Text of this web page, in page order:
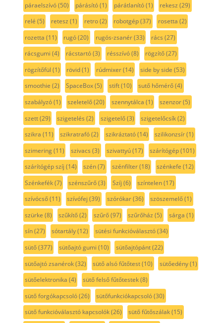
páraelszívó(50) párásító(1) párátlanító(1) rekesz (29)
relé (5) retesz (1) retro(2) robotgép(37) rosetta (2)
rozetta (11) rugó(20) rugós-zsanér(33) rács (27)
rácsgumi (4) rácstartó(3) résszívó(8) rögzítő(27)
rögzítőfül (1) rövid(1) rúdmixer(14) side by side (53)
smoothie (2) SpaceBox(5) stift(10) sutő hőmérő(4)
szabályzó(1) szeletelő(20) szennytálca (1) szenzor(5)
szett(29) szigetelés (2) szigetelő(3) szigetelőcsík(2)
szikra (11) szikratrafó(2) szikráztató(14) szilikonzsír(1)
szimering(11) szivacs (3) szivattyú(17) szárítógép(101)
szárítógép szíj (14) szén(7) szénfilter(18) szénkefe (12)
Szénkefék(7) szénszűrő(3) Szíj (6) színtelen(17)
szívócső(11) szívófej (39) szórókar(36) szöszemelő(1)
szürke (8) szűkítő(2) szűrő(97) szűrőház (5) sárga (1)
sín(27) sótartály(12) sütési funkcióválasztó(34)
sütő(377) sütőajtó gumi (10) sütőajtópánt(22)
sütőajtó zsanérok(32) sütő alsó fűtőtest(10) sütőedény(1)
sütőelektronika (4) sütő felső fűtőtestek(8)
sütő forgókapcsoló(26) sütőfunkciókapcsoló(30)
sütő funkcióválasztó kapcsolók(26) sütő fűtőszálak(15)